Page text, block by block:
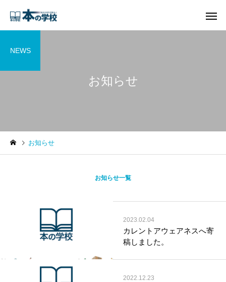
お知らせ
NEWS
お知らせ
お知らせ一覧
2023.02.04
カレントアウェアネスへ寄
稿しました。
2022.12.23